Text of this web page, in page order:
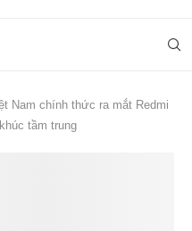
Nam chính thức ra mắt Redmi
tầm trung